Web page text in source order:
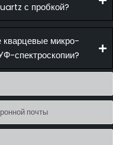
с пробкой?
кварцевые микро-
спектроскопии?